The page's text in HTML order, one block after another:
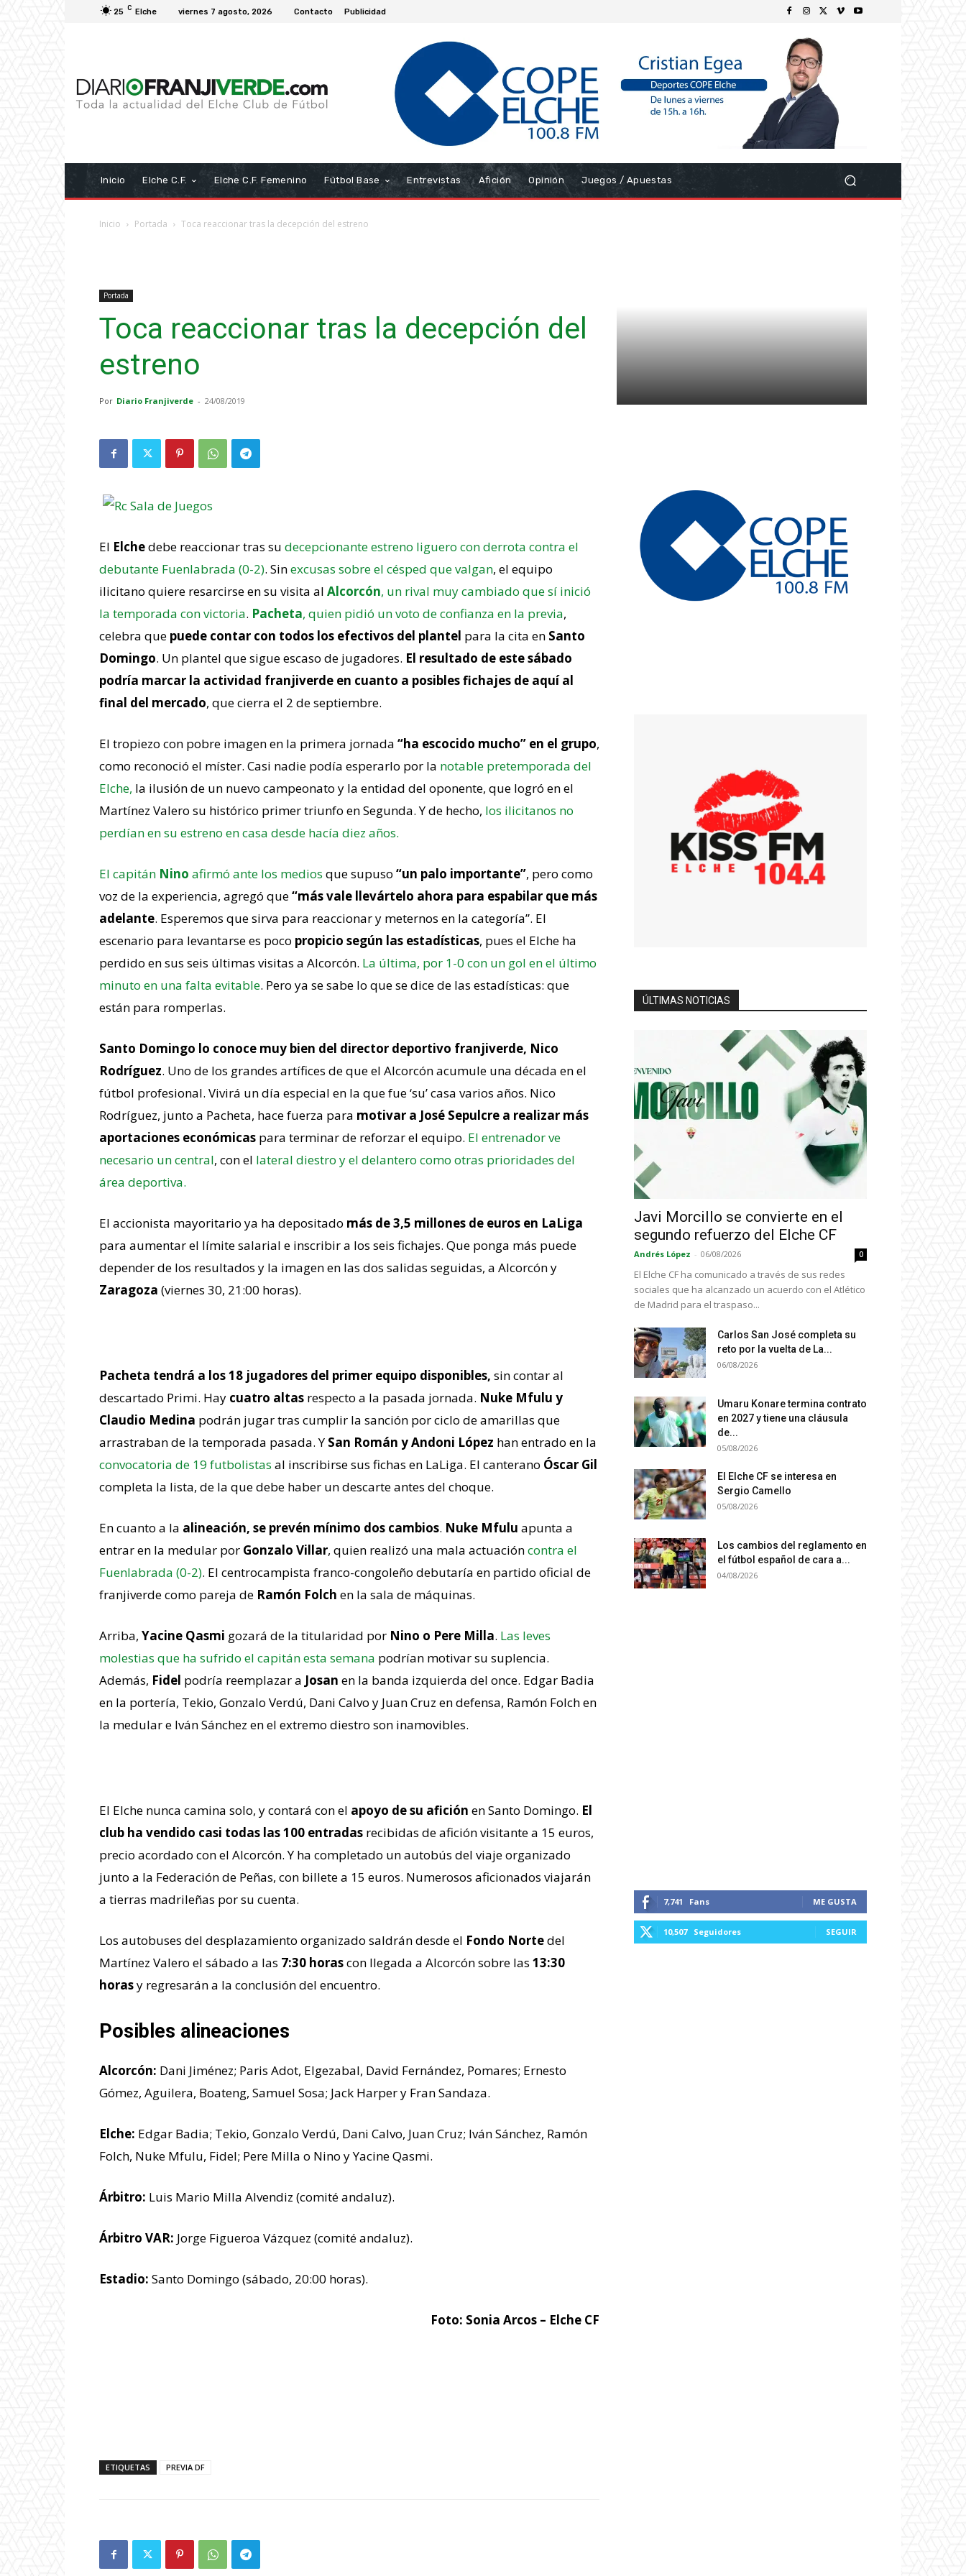
25 C Elche viernes 7 agosto, 2026 Contacto Publicidad
Inicio Elche C.F. Elche C.F. Femenino Fútbol Base Entrevistas Afición Opinión Juegos / Apuestas
Inicio Portada Toca reaccionar tras la decepción del estreno
Portada
Toca reaccionar tras la decepción del
estreno
Por Diario Franjiverde - 24/08/2019
El Elchedebe reaccionar tras su decepcionante estreno liguero con derrota contra el
debutante Fuenlabrada (0-2). Sinexcusas sobre el césped que valgan, el equipo
ilicitano quiere resarcirse en su visita al Alcorcón, un rival muy cambiado que sí inició
la temporada con victoria. Pacheta, quien pidió un voto de confianza en la previa,
celebra que puede contar con todos los efectivos del plantel para la cita en Santo
Domingo. Un plantel que sigue escaso de jugadores. El resultado de este sábado
podría marcar la actividad franjiverde en cuanto a posibles fichajes de aquí al
final del mercado, que cierra el 2 de septiembre.
El tropiezo con pobre imagen en la primera jornada “ha escocido mucho” en el grupo,
como reconoció el míster. Casi nadie podía esperarlo por la notable pretemporada del
Elche, la ilusión de un nuevo campeonato y la entidad del oponente, que logró en el
Martínez Valero su histórico primer triunfo en Segunda. Y de hecho, los ilicitanos no
perdían en su estreno en casa desde hacía diez años.
El capitán Nino afirmó ante los medios que supuso “un palo importante”, pero como
voz de la experiencia, agregó que“más vale llevártelo ahora para espabilar que más
adelante. Esperemos que sirva para reaccionar y meternos en la categoría”. El
escenario para levantarse es poco propicio según las estadísticas, pues el Elche ha
perdido en sus seis últimas visitas a Alcorcón. La última, por 1-0 con un gol en el último
minuto en una falta evitable. Pero ya se sabe lo que se dice de las estadísticas: que
están para romperlas.
Santo Domingo lo conoce muy bien del director deportivo franjiverde, Nico
Rodríguez. Uno de los grandes artífices de que el Alcorcón acumule una década en el
fútbol profesional. Vivirá un día especial en la que fue ‘su’ casa varios años. Nico
Rodríguez, junto a Pacheta, hace fuerza para motivar a José Sepulcre a realizar más
aportaciones económicas para terminar de reforzar el equipo. El entrenador ve
necesario un central, con el lateral diestro y el delantero como otras prioridades del
área deportiva.
El accionista mayoritario ya ha depositado más de 3,5 millones de euros en LaLiga
para aumentar el límite salarial e inscribir a los seis fichajes. Que ponga más puede
depender de los resultados y la imagen en las dos salidas seguidas, a Alcorcón y
Zaragoza (viernes 30, 21:00 horas).
Pacheta tendrá a los 18 jugadores del primer equipo disponibles, sin contar al
descartado Primi. Hay cuatro altas respecto a la pasada jornada. Nuke Mfulu y
Claudio Medina podrán jugar tras cumplir la sanción por ciclo de amarillas que
arrastraban de la temporada pasada. Y San Román y Andoni López han entrado en la
convocatoria de 19 futbolistas al inscribirse sus fichas en LaLiga. El canterano Óscar Gil
completa la lista, de la que debe haber un descarte antes del choque.
En cuanto a la alineación, se prevén mínimo dos cambios. Nuke Mfulu apunta a
entrar en la medular por Gonzalo Villar, quien realizó una mala actuacióncontra el
Fuenlabrada (0-2). El centrocampista franco-congoleño debutaría en partido oficial de
franjiverde como pareja de Ramón Folch en la sala de máquinas.
Arriba, Yacine Qasmi gozará de la titularidad por Nino o Pere Milla. Las leves
molestias que ha sufrido el capitán esta semana podrían motivar su suplencia.
Además, Fidel podría reemplazar a Josan en la banda izquierda del once. Edgar Badia
en la portería, Tekio, Gonzalo Verdú, Dani Calvo y Juan Cruz en defensa, Ramón Folch en
la medular e Iván Sánchez en el extremo diestro son inamovibles.
El Elche nunca camina solo, y contará con el apoyo de su afición en Santo Domingo. El
club ha vendido casi todas las 100 entradas recibidas de afición visitante a 15 euros,
precio acordado con el Alcorcón. Y ha completado un autobús del viaje organizado
junto a la Federación de Peñas, con billete a 15 euros. Numerosos aficionados viajarán
a tierras madrileñas por su cuenta.
Los autobuses del desplazamiento organizado saldrán desde el Fondo Nortedel
Martínez Valero el sábado a las 7:30 horascon llegada a Alcorcón sobre las 13:30
horasy regresarán a la conclusión del encuentro.
Posibles alineaciones
Alcorcón: Dani Jiménez; Paris Adot, Elgezabal, David Fernández, Pomares; Ernesto
Gómez, Aguilera, Boateng, Samuel Sosa; Jack Harper y Fran Sandaza.
Elche: Edgar Badia; Tekio, Gonzalo Verdú, Dani Calvo, Juan Cruz; Iván Sánchez, Ramón
Folch, Nuke Mfulu, Fidel; Pere Milla o Nino y Yacine Qasmi.
Árbitro: Luis Mario Milla Alvendiz (comité andaluz).
Árbitro VAR: Jorge Figueroa Vázquez (comité andaluz).
Estadio: Santo Domingo (sábado, 20:00 horas).
Foto: Sonia Arcos – Elche CF
ETIQUETAS PREVIA DF
ÚLTIMAS NOTICIAS
Javi Morcillo se convierte en el
segundo refuerzo del Elche CF
Andrés López - 06/08/2026 0
El Elche CF ha comunicado a través de sus redes
sociales que ha alcanzado un acuerdo con el Atlético
de Madrid para el traspaso...
Carlos San José completa su
reto por la vuelta de La...
06/08/2026
Umaru Konare termina contrato
en 2027 y tiene una cláusula
de...
05/08/2026
El Elche CF se interesa en
Sergio Camello
05/08/2026
Los cambios del reglamento en
el fútbol español de cara a...
04/08/2026
7,741 Fans ME GUSTA
10,507 Seguidores SEGUIR